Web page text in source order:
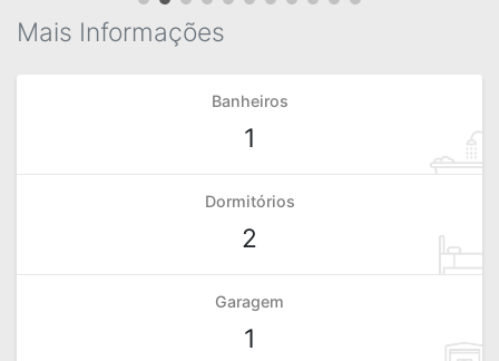
Mais Informações
Banheiros
1
Dormitórios
2
Garagem
1